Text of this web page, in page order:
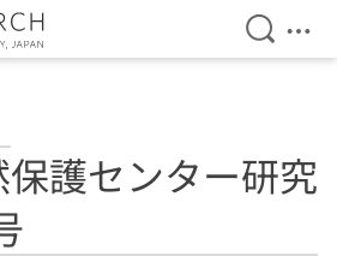
Open
護センター研究